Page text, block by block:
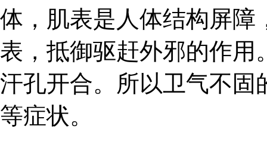
体，肌表是人体结构屏障
表，抵御驱赶外邪的作用
汗孔开合。所以卫气不固
等症状。